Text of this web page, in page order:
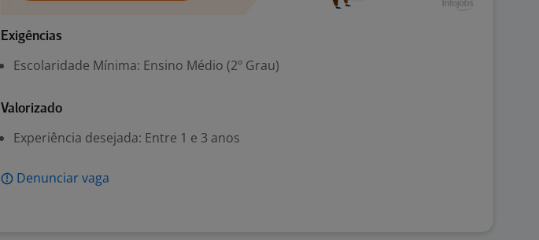
Exigências
Escolaridade Mínima: Ensino Médio (2º Grau)
Valorizado
Experiência desejada: Entre 1 e 3 anos
Denunciar vaga